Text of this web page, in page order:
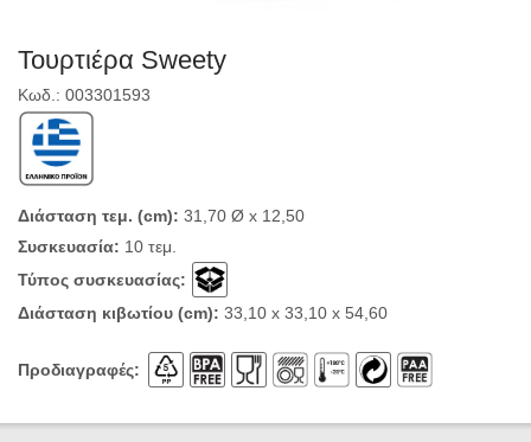
Τουρτιέρα Sweety
Κωδ.: 003301593
Διάσταση τεμ. (cm): 31,70 Ø x 12,50
Συσκευασία: 10 τεμ.
Τύπος συσκευασίας:
Διάσταση κιβωτίου (cm): 33,10 x 33,10 x 54,60
Προδιαγραφές: